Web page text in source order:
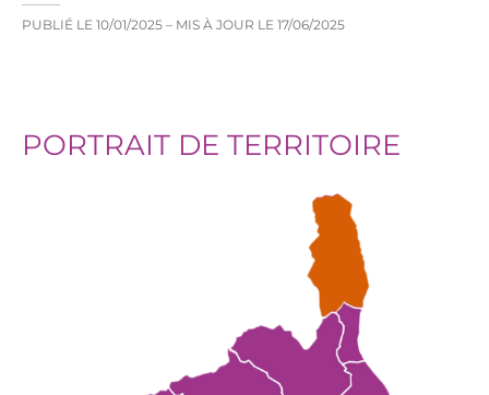
PUBLIÉ LE 10/01/2025 – MIS À JOUR LE 17/06/2025
PORTRAIT DE TERRITOIRE